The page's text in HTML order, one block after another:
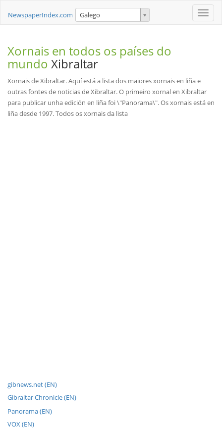
Toggle
NewspaperIndex.com Galego
Xornais en todos os países do
mundo Xibraltar
Xornais de Xibraltar. Aquí está a lista dos maiores xornais en liña e
outras fontes de noticias de Xibraltar. O primeiro xornal en Xibraltar
para publicar unha edición en liña foi \"Panorama\". Os xornais está en
liña desde 1997. Todos os xornais da lista
gibnews.net (EN)
Gibraltar Chronicle (EN)
Panorama (EN)
VOX (EN)